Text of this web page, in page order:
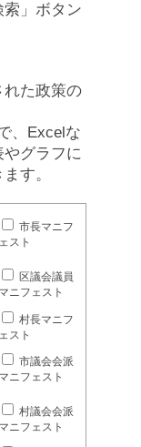
」ボタン
れた政策の
、Excelな
グラフに
す。
市長マニフ
ェスト
区議会議員
マニフェスト
村長マニフ
ェスト
市議会会派
マニフェスト
村議会会派
マニフェスト